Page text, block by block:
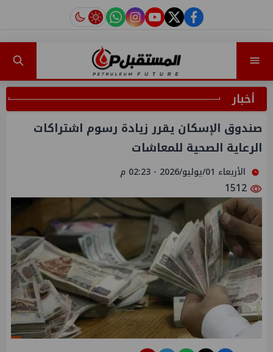
facebook
twitter
youtube
instagram
tiktok
أخبار
صندوق الإسكان يقرر زيادة رسوم اشتراكات
الرعاية الصحية للمعاشات
الأربعاء 01/يوليو/2026 - 02:23 م